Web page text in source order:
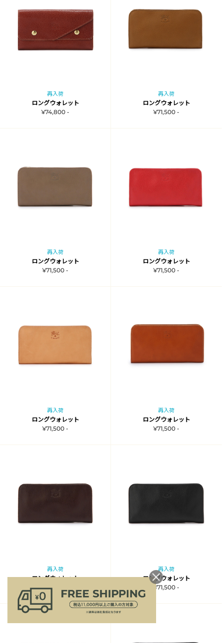
再入荷
ロングウォレット
¥74,800 -
再入荷
ロングウォレット
¥71,500 -
再入荷
ロングウォレット
¥71,500 -
再入荷
ロングウォレット
¥71,500 -
再入荷
ロングウォレット
¥71,500 -
再入荷
ロングウォレット
¥71,500 -
再入荷
ロングウォレット
¥71,500 -
再入荷
ロングウォレット
¥71,500 -